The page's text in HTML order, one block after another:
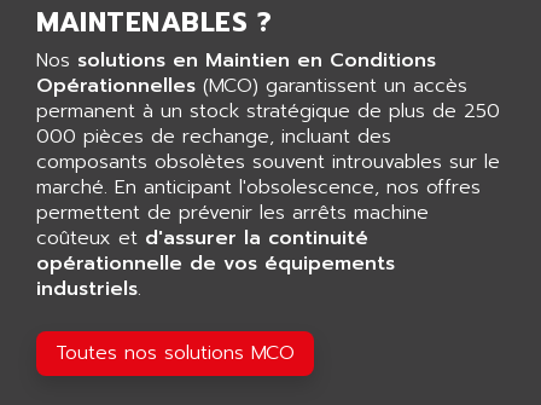
LCA
CNC ALPHA
SMART TOUCH
GP 70 SERIE
PROVIT 5000
S4-S4C
SIAX
FESTO ELECTRONIC
PCS095
TOUCHVIEW
REDIPANEL
AEV
AFAG
AFDI
AFP PRODEL
AG ASSOCIATES
AGASTAT
AGDE
AGE POWERBLOCK
AGI
AGIE
MAINTENABLES ?
Nos solutions en Maintien en Conditions
Opérationnelles (MCO) garantissent un accès
permanent à un stock stratégique de plus de 250
000 pièces de rechange, incluant des
composants obsolètes souvent introuvables sur le
marché. En anticipant l'obsolescence, nos offres
permettent de prévenir les arrêts machine
coûteux et d'assurer la continuité
opérationnelle de vos équipements
industriels.
Toutes nos solutions MCO